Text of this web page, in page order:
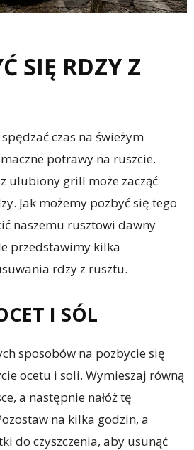
SIĘ RDZY Z
czas na świeżym
potrawy na ruszcie.
ulubiony grill może zacząć
Jak możemy pozbyć się tego
naszemu rusztowi dawny
przedstawimy kilka
rdzy z rusztu.
I SÓL
sposobów na pozbycie się
ocetu i soli. Wymieszaj równą
a następnie nałóż tę
na kilka godzin, a
do czyszczenia, aby usunąć